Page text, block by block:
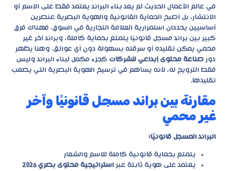
في عالم الأعمال الحديث لم يعد بناء البراند يعتمد فقط على الاسم أو
الانتشار، بل أصبح الحماية القانونية والهوية البصرية عنصرين
أساسيين يحددان استمرارية العلامة التجارية في السوق. فهناك فرق
كبير بين براند مسجل قانونيًا يتمتع بحماية كاملة، وبراند آخر غير
محمي يمكن تقليده أو سرقته بسهولة دون أي عوائق. وهنا يظهر
دور صناعة محتوى إبداعي للشركات كجزء مكمل لبناء البراند وليس
فقط الترويج له، لأنه يساهم في ترسيخ الهوية البصرية التي يصعب
تقليدها.
مقارنة بين براند مسجل قانونيًا وآخر
غير محمي
البراند المسجل قانونيًا:
يتمتع بحماية قانونية كاملة للاسم والشعار
يعتمد على هوية ثابتة عبر استراتيجية محتوى بصري 2026